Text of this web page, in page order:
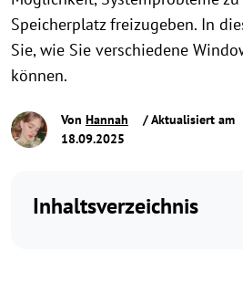
Speicherplatz freizugeben. In
Sie, wie Sie verschiedene
können.
Von Hannah
/ Aktualisiert am
18.09.2025
Inhaltsverzeichnis